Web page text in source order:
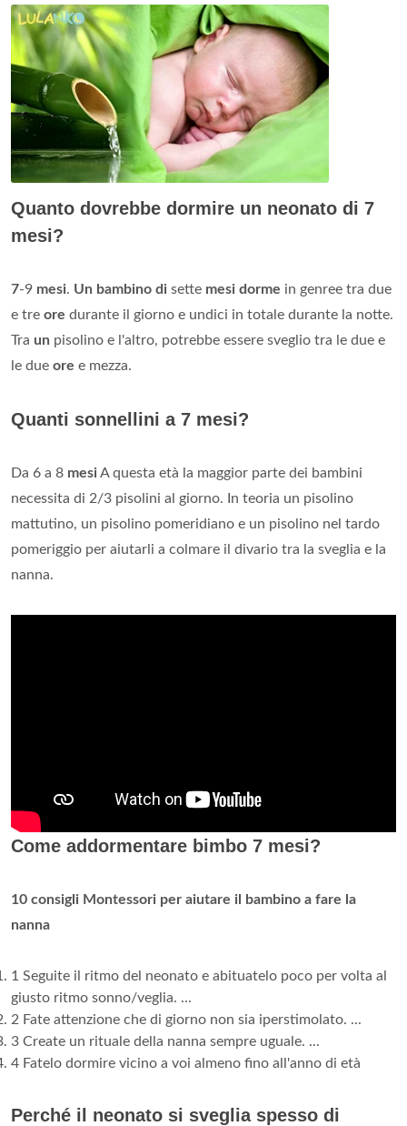
Quanto dovrebbe dormire un neonato di 7
mesi?
7-9 mesi. Un bambino di sette mesi dorme in genree tra due
e tre ore durante il giorno e undici in totale durante la notte.
Tra un pisolino e l'altro, potrebbe essere sveglio tra le due e
le due ore e mezza.
Quanti sonnellini a 7 mesi?
Da 6 a 8 mesiA questa età la maggior parte dei bambini
necessita di 2/3 pisolini al giorno. In teoria un pisolino
mattutino, un pisolino pomeridiano e un pisolino nel tardo
pomeriggio per aiutarli a colmare il divario tra la sveglia e la
nanna.
Come addormentare bimbo 7 mesi?
10 consigli Montessori per aiutare il bambino a fare la
nanna
1 Seguite il ritmo del neonato e abituatelo poco per volta al
giusto ritmo sonno/veglia. ...
2 Fate attenzione che di giorno non sia iperstimolato. ...
3 Create un rituale della nanna sempre uguale. ...
4 Fatelo dormire vicino a voi almeno fino all'anno di età
Perché il neonato si sveglia spesso di